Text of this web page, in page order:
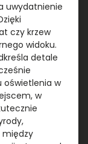
uwydatnienie
czy krzew
widoku.
detale
oświetlenia w
w
między